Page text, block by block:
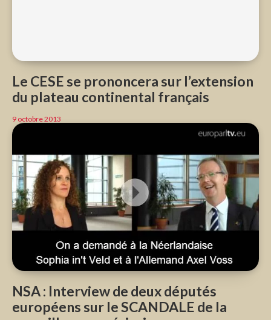
Le CESE se prononcera sur l’extension
du plateau continental français
9 octobre 2013
NSA : Interview de deux députés
européens sur le SCANDALE de la